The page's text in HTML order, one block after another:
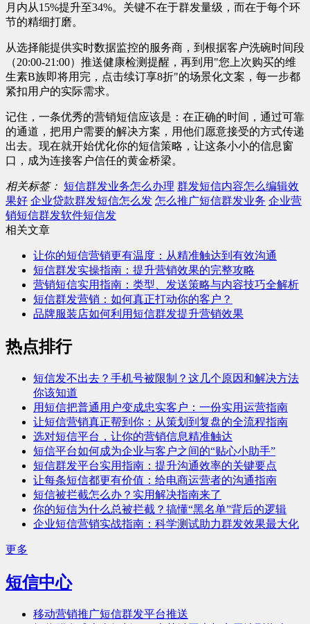
月内从15%提升至34%。关键不在于群发量级，而在于每个环
节的精细打磨。
从选择能提供实时数据监控的服务商，到根据客户洗碗时间段
（20:00-21:00）推送健康检测提醒，再到用"您上次购买的维
生素B族即将用完，点击续订享8折"的场景化文案，每一步都
紧扣用户的实际需求。
记住，一条优秀的营销短信应该是：在正确的时间，通过可靠
的通道，把用户需要的解决方案，用他们愿意接受的方式传递
出去。现在就开始优化你的短信策略，让这条小小的信息窗
口，成为连接客户信任的黄金桥梁。
相关标签： 短信群发业务怎么办理 群发短信内容怎么编辑效
果好 企业贷款群发短信怎么发 怎么推广短信群发业务 企业营
销短信群发软件短信发
相关文章
让你的短信营销更有温度：从精准触达到有效沟通
短信群发实操指南：提升营销效果的完整攻略
营销短信实用指南：类型、发送策略与内容技巧全解析
短信群发营销：如何真正打动你的客户？
品牌服装店如何利用短信群发提升营销效果
热点排行
短信发不出去？手机号被限制？这几个原因和解决方法
你该知道
用短信把普通用户变成忠实客户：一份实用运营指南
让短信营销真正帮到你：从策划到复盘的全流程指南
选对短信平台，让你的营销信息精准触达
短信平台如何成为企业与客户之间的“贴心小助手”
短信群发平台实用指南：提升沟通效率的关键要点
让每条短信都更有价值：给电商运营者的沟通指南
短信被拦截怎么办？实用解决指南来了
你的短信为什么总被拦截？搞懂“黑名单”背后的逻辑
企业短信营销实战指南：科学测试助力群发效果最大化
更多
短信中心
移动营销推广短信群发平台推送